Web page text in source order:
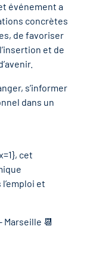
événement a
concrètes
de favoriser
et de
s’informer
dans un
cet
et
Marseille 📆